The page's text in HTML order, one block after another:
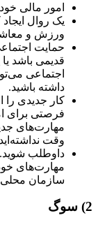
امور مالی
یک روال
ورزش و
حمایت
قدیمی باشد
اجتماعی
داشته باشید.
کار جدیدی را
فرصتی برای
مهارت‌های
وقت
داوطلب شوید.
مهارت‌های
سازمان محلی
2) سوگ